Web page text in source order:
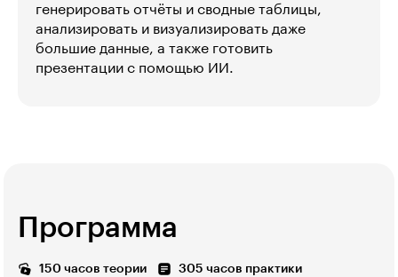
генерировать отчёты и сводные таблицы,
анализировать и визуализировать даже
большие данные, а также готовить
презентации с помощью ИИ.
Программа
150 часов теории 305 часов практики